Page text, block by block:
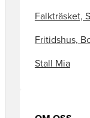
Falkträsket,
Fritidshus,
Stall Mia